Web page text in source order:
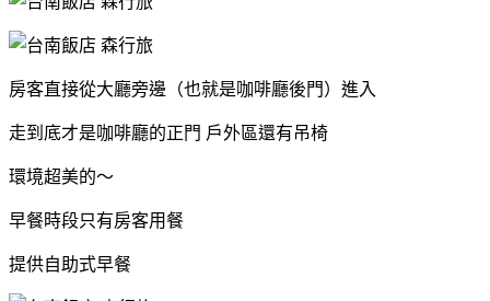
房客直接從大廳旁邊（也就是咖啡廳後門）進入
走到底才是咖啡廳的正門 戶外區還有吊椅
環境超美的～
早餐時段只有房客用餐
提供自助式早餐